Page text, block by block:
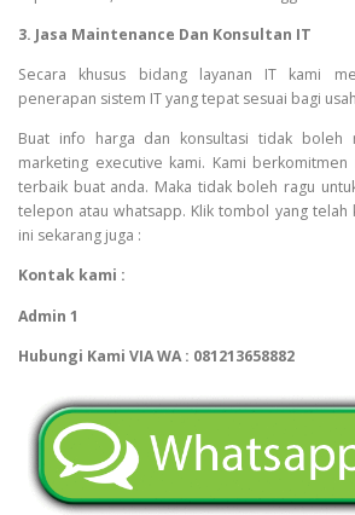
3. Jasa Maintenance Dan Konsultan IT
Secara khusus bidang layanan IT kami
penerapan sistem IT yang tepat sesuai bagi
Buat info harga dan konsultasi tidak boleh
marketing executive kami. Kami
terbaik buat anda. Maka tidak boleh ragu
telepon atau whatsapp. Klik tombol yang telah
ini sekarang juga :
Kontak kami :
Admin 1
Hubungi Kami VIA WA : 081213658882